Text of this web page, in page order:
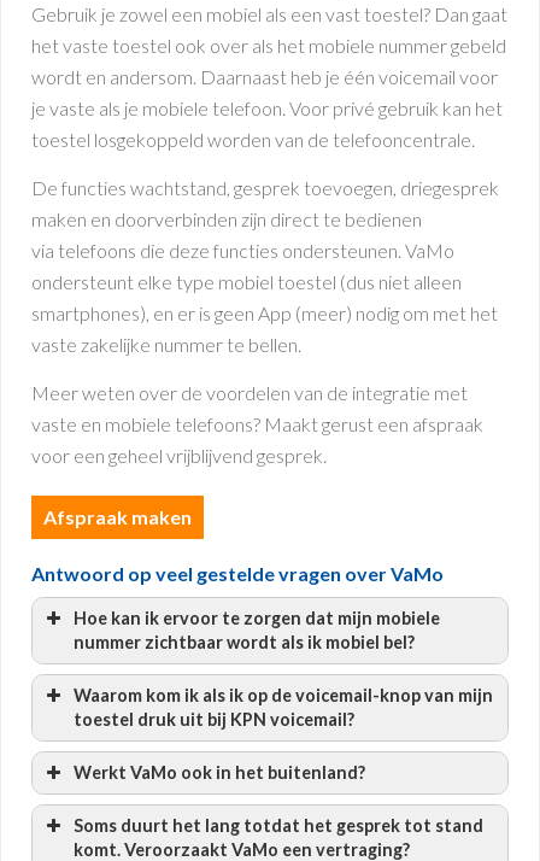
Gebruik je zowel een mobiel als een vast toestel? Dan gaat
het vaste toestel ook over als het mobiele nummer gebeld
wordt en andersom. Daarnaast heb je één voicemail voor
je vaste als je mobiele telefoon. Voor privé gebruik kan het
toestel losgekoppeld worden van de telefooncentrale.
De functies wachtstand, gesprek toevoegen, driegesprek
maken en doorverbinden zijn direct te bedienen
via telefoons die deze functies ondersteunen. VaMo
ondersteunt elke type mobiel toestel (dus niet alleen
smartphones), en er is geen App (meer) nodig om met het
vaste zakelijke nummer te bellen.
Meer weten over de voordelen van de integratie met
vaste en mobiele telefoons? Maakt gerust een afspraak
voor een geheel vrijblijvend gesprek.
Afspraak maken
Antwoord op veel gestelde vragen over VaMo
Hoe kan ik ervoor te zorgen dat mijn mobiele
nummer zichtbaar wordt als ik mobiel bel?
Waarom kom ik als ik op de voicemail-knop van mijn
toestel druk uit bij KPN voicemail?
Werkt VaMo ook in het buitenland?
Soms duurt het lang totdat het gesprek tot stand
komt. Veroorzaakt VaMo een vertraging?